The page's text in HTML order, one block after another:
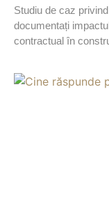
Studiu de caz
documentați
contractual în